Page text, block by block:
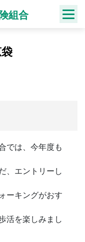
組合
では、今年度も
、エントリーし
ーキングがおす
活を楽しみまし